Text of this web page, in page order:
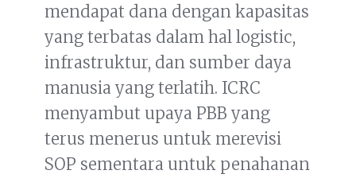
mendapat dana dengan kapasitas
yang terbatas dalam hal logistic,
infrastruktur, dan sumber daya
manusia yang terlatih. ICRC
menyambut upaya PBB yang
terus menerus untuk merevisi
SOP sementara untuk penahanan